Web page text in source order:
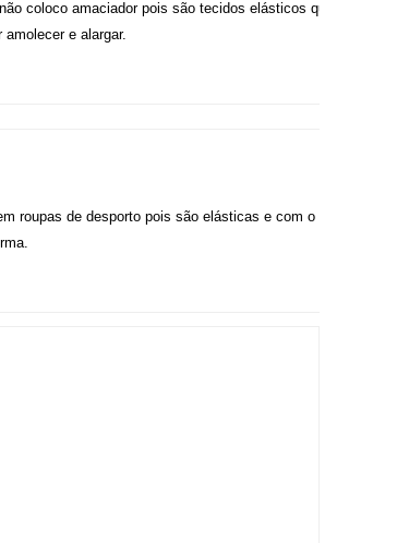
coloco amaciador pois são tecidos elásticos que, se usares
e alargar.
roupas de desporto pois são elásticas e com o amaciador